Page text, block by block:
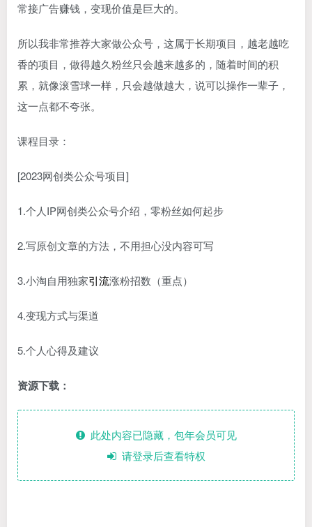
常接广告赚钱，变现价值是巨大的。
所以我非常推荐大家做公众号，这属于长期项目，越老越吃
香的项目，做得越久粉丝只会越来越多的，随着时间的积
累，就像滚雪球一样，只会越做越大，说可以操作一辈子，
这一点都不夸张。
课程目录：
[2023网创类公众号项目]
1.个人IP网创类公众号介绍，零粉丝如何起步
2.写原创文章的方法，不用担心没内容可写
3.小淘自用独家引流涨粉招数（重点）
4.变现方式与渠道
5.个人心得及建议
资源下载：
此处内容已隐藏，包年会员可见
请登录后查看特权